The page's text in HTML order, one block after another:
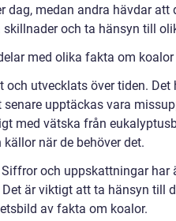
medan andra hävdar att
och ta hänsyn till
med olika fakta om koalor
utvecklats över tiden.
upptäckas vara
med vätska från
när de behöver det.
och uppskattningar har
är viktigt att ta hänsyn till
av fakta om koalor.